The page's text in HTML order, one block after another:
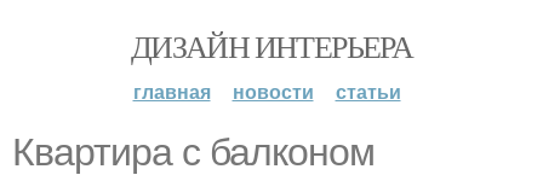
ДИЗАЙН ИНТЕРЬЕРА
главная новости статьи
Квартира с балконом